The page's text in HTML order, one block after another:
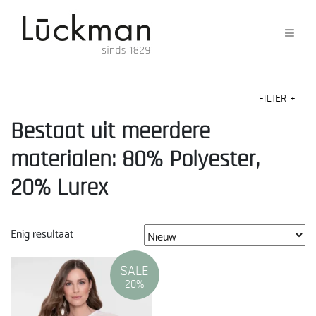
FILTER +
Bestaat uit meerdere
materialen: 80% Polyester,
20% Lurex
Enig resultaat
SALE
20%